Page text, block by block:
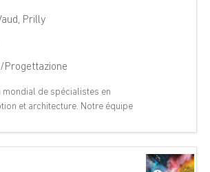
Prilly
Progettazione
mondial de spécialistes en
et architecture. Notre équipe
conseil à 360°, de gestion de
techniques dans les domaines
ponts, bâtiments,
numérique, environnement,